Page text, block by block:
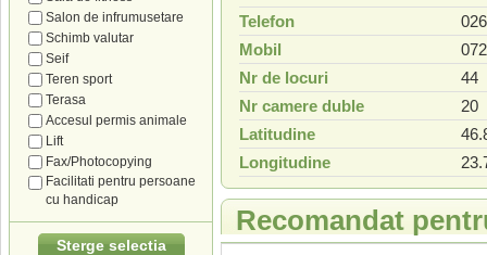
Salon de infrumusetare
Schimb valutar
Seif
Teren sport
Terasa
Accesul permis animale
Lift
Fax/Photocopying
Facilitati pentru persoane
cu handicap
Sterge selectia
Telefon
Mobil
Nr de locuri
44
Nr camere duble
20
Latitudine
Longitudine
Recomandat